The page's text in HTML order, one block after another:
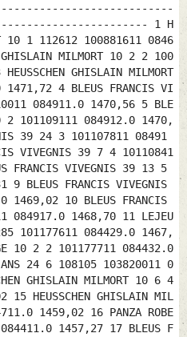
----------------------------
1 H
10 1 112612 100881611 0846
MILMORT 10 2 2 100
GHISLAIN MILMORT
4 BLEUS FRANCIS VI
084911.0 1470,56 5 BLE
2 101109111 084912.0 1470,
39 24 3 101107811 08491
VIVEGNIS 39 7 4 10110841
FRANCIS VIVEGNIS 39 13 5
BLEUS FRANCIS VIVEGNIS
10 BLEUS FRANCIS
084917.0 1468,70 11 LEJEU
101177611 084429.0 1467,
10 2 2 101177711 084432.0
ANS 24 6 108105 103820011 0
GHISLAIN MILMORT 10 6 4
HEUSSCHEN GHISLAIN MIL
1459,02 16 PANZA ROBE
1457,27 17 BLEUS F